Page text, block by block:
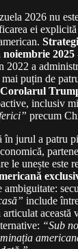
2026 nu
ei
2025
2022 a
puțin de
inclusiv
precum
în jurul a patru
le unește este
ambiguitate:
include
această
“Sub